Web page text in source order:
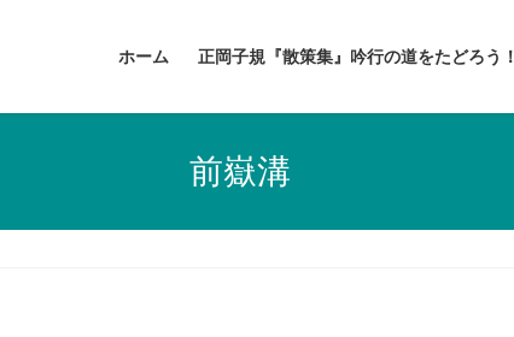
ホーム 正岡子規『散策集』吟行の道をたどろう！
前嶽溝